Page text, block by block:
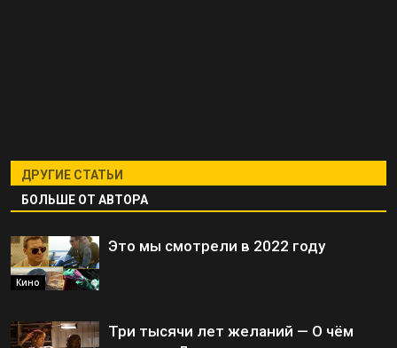
ДРУГИЕ СТАТЬИ
БОЛЬШЕ ОТ АВТОРА
Кино
Это мы смотрели в 2022 году
Три тысячи лет желаний — О чём